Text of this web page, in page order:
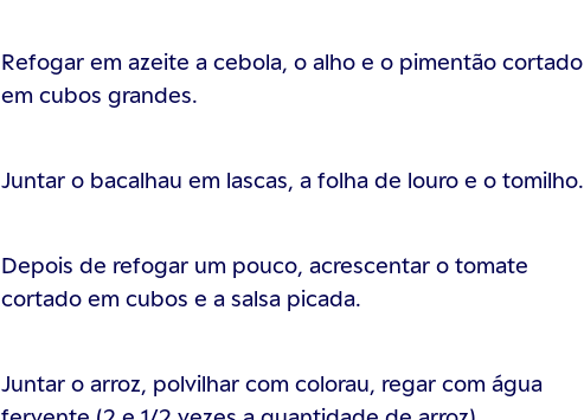
Refogar em azeite a cebola, o alho e o pimentão cortado
em cubos grandes.
Juntar o bacalhau em lascas, a folha de louro e o tomilho.
Depois de refogar um pouco, acrescentar o tomate
cortado em cubos e a salsa picada.
Juntar o arroz, polvilhar com colorau, regar com água